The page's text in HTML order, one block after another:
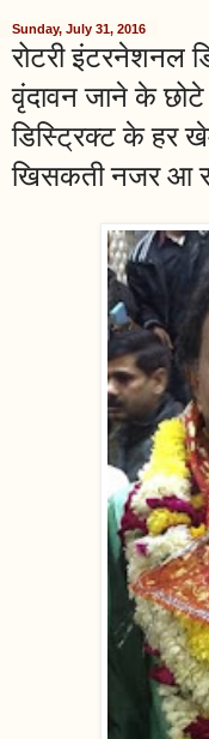
Sunday, July 31, 2016
रोटरी इंटरनेशनल
वृंदावन जाने के
डिस्ट्रिक्ट के हर
खिसकती नजर आ